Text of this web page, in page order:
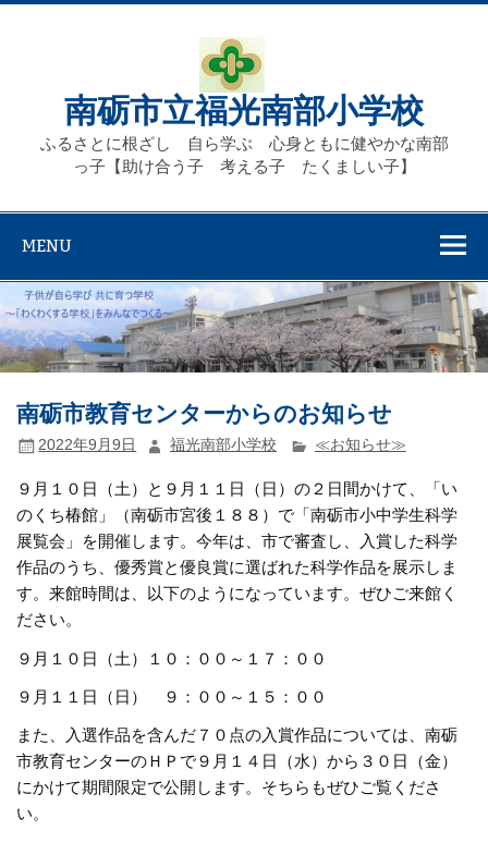
Skip
南砺市立福光南部小学校
ふるさとに根ざし 自ら学ぶ 心身ともに健やかな南部
っ子【助け合う子 考える子 たくましい子】
MENU
南砺市教育センターからのお知らせ
2022年9月9日 福光南部小学校 ≪お知らせ≫
９月１０日（土）と９月１１日（日）の２日間かけて、「い
のくち椿館」（南砺市宮後１８８）で「南砺市小中学生科学
展覧会」を開催します。今年は、市で審査し、入賞した科学
作品のうち、優秀賞と優良賞に選ばれた科学作品を展示しま
す。来館時間は、以下のようになっています。ぜひご来館く
ださい。
９月１０日（土）１０：００～１７：００
９月１１日（日） ９：００～１５：００
また、入選作品を含んだ７０点の入賞作品については、南砺
市教育センターのＨＰで９月１４日（水）から３０日（金）
にかけて期間限定で公開します。そちらもぜひご覧くださ
い。